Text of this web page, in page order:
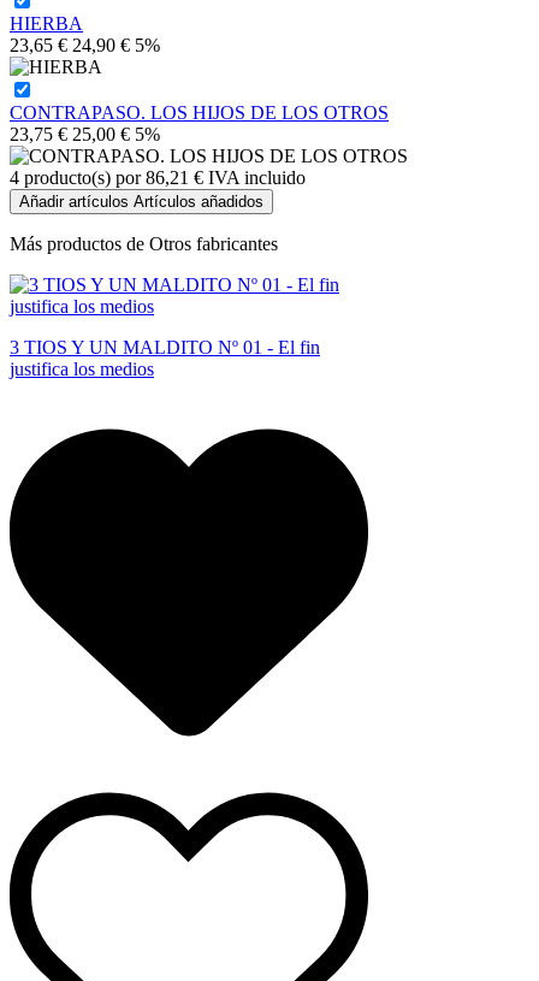
HIERBA
23,65 € 24,90 € 5%
CONTRAPASO. LOS HIJOS DE LOS OTROS
23,75 € 25,00 € 5%
4 producto(s) por 86,21 € IVA incluido
Añadir artículos Artículos añadidos
Más productos de Otros fabricantes
3 TIOS Y UN MALDITO Nº 01 - El fin
justifica los medios